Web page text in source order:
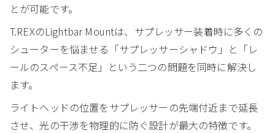
とが可能です。
T.REXのLightbar Mountは、サプレッサー装着時に多くの
シューターを悩ませる「サプレッサーシャドウ」と「レ
ールのスペース不足」という二つの問題を同時に解決し
ます。
ライトヘッドの位置をサプレッサーの先端付近まで延長
させ、光の干渉を物理的に防ぐ設計が最大の特徴です。